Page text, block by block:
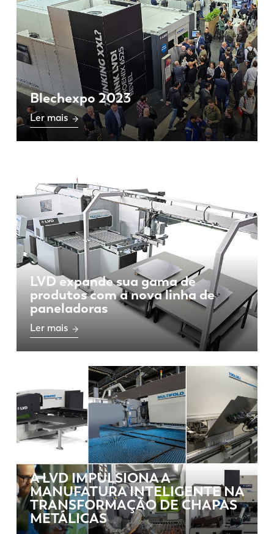
Blechexpo 2023
Ler mais
LVD expande sua gama de
produtos com a nova linha de
paneladoras
Ler mais
A LVD IMPULSIONA A
MANUFATURA INTELIGENTE NA
TRANSFORMAÇÃO DE CHAPAS
METÁLICAS